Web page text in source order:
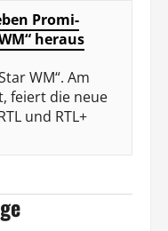
Promi-
heraus
WM“. Am
feiert die neue
und RTL+